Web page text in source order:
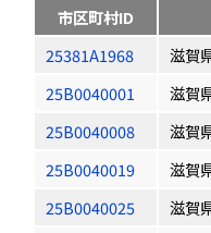
市区町村ID
25381A1968
滋賀
25B0040001
滋賀
25B0040008
滋賀
25B0040019
滋賀
25B0040025
滋賀